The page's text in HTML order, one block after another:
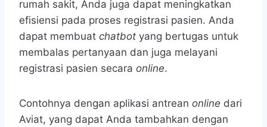
rumah sakit, Anda juga dapat meningkatkan
efisiensi pada proses registrasi pasien. Anda
dapat membuat chatbot yang bertugas untuk
membalas pertanyaan dan juga melayani
registrasi pasien secara online.
Contohnya dengan aplikasi antrean online dari
Aviat, yang dapat Anda tambahkan dengan